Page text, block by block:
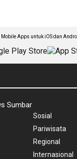
Mobile Apps untuk iOS dan
Sumbar
Sosial
Pariwisata
Regional
Internasional